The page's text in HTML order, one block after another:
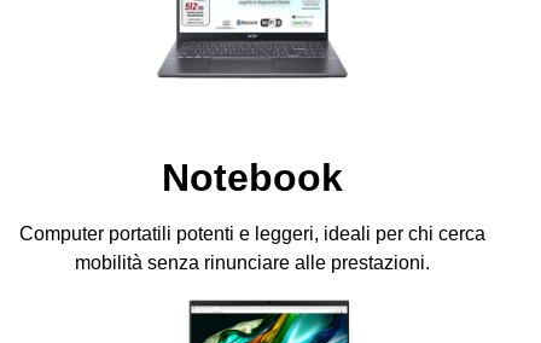
Notebook
Computer portatili potenti e leggeri, ideali per chi cerca
mobilità senza rinunciare alle prestazioni.